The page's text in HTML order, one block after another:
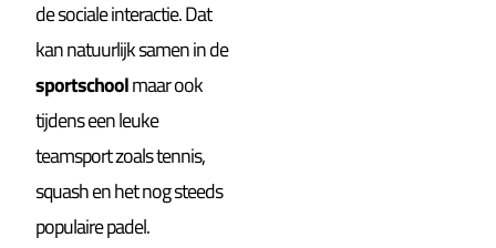
de sociale interactie. Dat
kan natuurlijk samen in de
sportschoolmaar ook
tijdens een leuke
teamsport zoals tennis,
squash en het nog steeds
populaire padel.